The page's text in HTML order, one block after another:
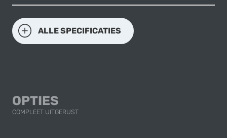
ALLE SPECIFICATIES
OPTIES
COMPLEET UITGERUST